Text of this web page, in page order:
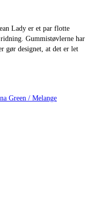
Lady er et par flotte
Gummistøvlerne har
gør designet, at det er let